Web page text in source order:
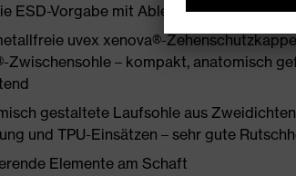
ESD-Vorgabe mit Ableitwiderstand
uvex xenova®-
Zwischensohle – kompakt, anatomisch
gestaltete Laufsohle aus
und TPU-Einsätzen – sehr gute
Elemente am Schaft